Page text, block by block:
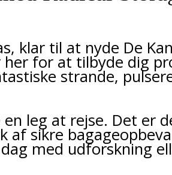
klar til at nyde De
her for at tilbyde dig
strande,
leg at rejse. Det er
sikre
med udforskning